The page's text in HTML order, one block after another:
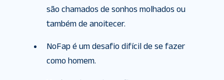
são chamados de sonhos molhados ou
também de anoitecer.
NoFap é um desafio difícil de se fazer
como homem.